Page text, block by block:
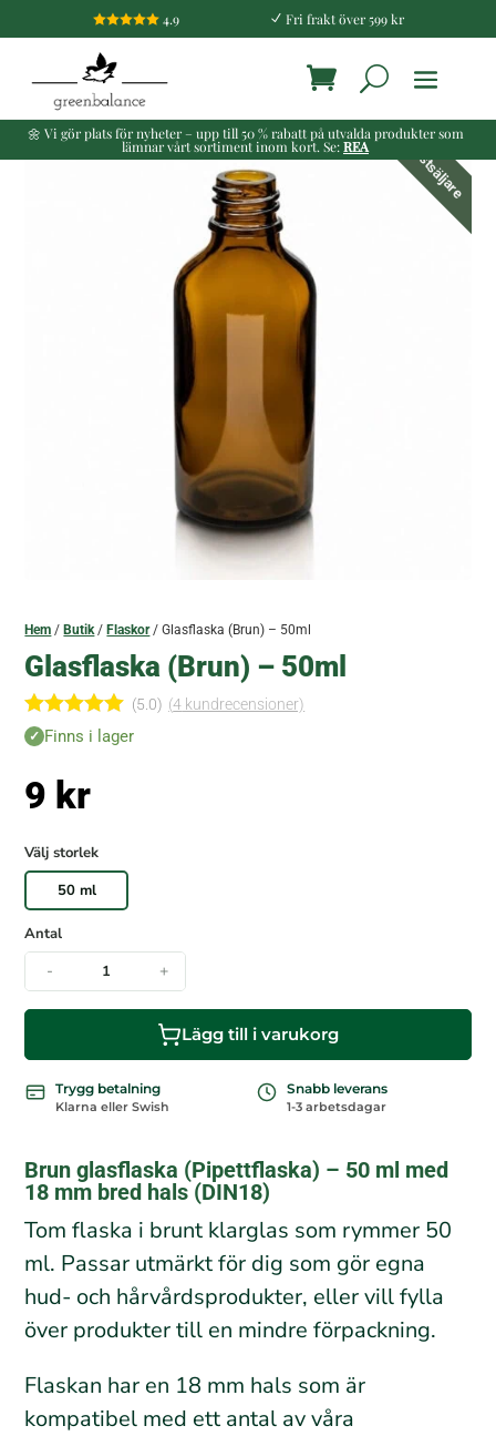
4.9 N Fri frakt över 599 kr
🌼 Vi gör plats för nyheter – upp till 50 % rabatt på utvalda produkter som
lämnar vårt sortiment inom kort. Se:REA Bästsäljare
Hem / Butik/ Flaskor/ Glasflaska (Brun) – 50ml
Glasflaska (Brun) – 50ml
Betygsatt
5.00
kundrecen
sioner
(5.0) (4 kundrecensioner)
Finns i lager
9 kr
Välj storlek
50 ml
Antal
- +
Lägg till i varukorg
Trygg betalning
Klarna eller Swish
Snabb leverans
1-3 arbetsdagar
Brun glasflaska (Pipettflaska) – 50 ml med
18 mm bred hals (DIN18)
Tom flaska i brunt klarglas som rymmer 50
ml. Passar utmärkt för dig som gör egna
hud- och hårvårdsprodukter, eller vill fylla
över produkter till en mindre förpackning.
Flaskan har en 18 mm hals som är
kompatibel med ett antal av våra